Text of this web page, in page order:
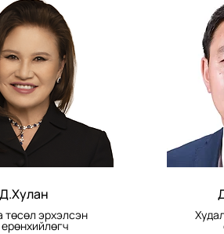
Д.Хулан
төсөл эрхэлсэн